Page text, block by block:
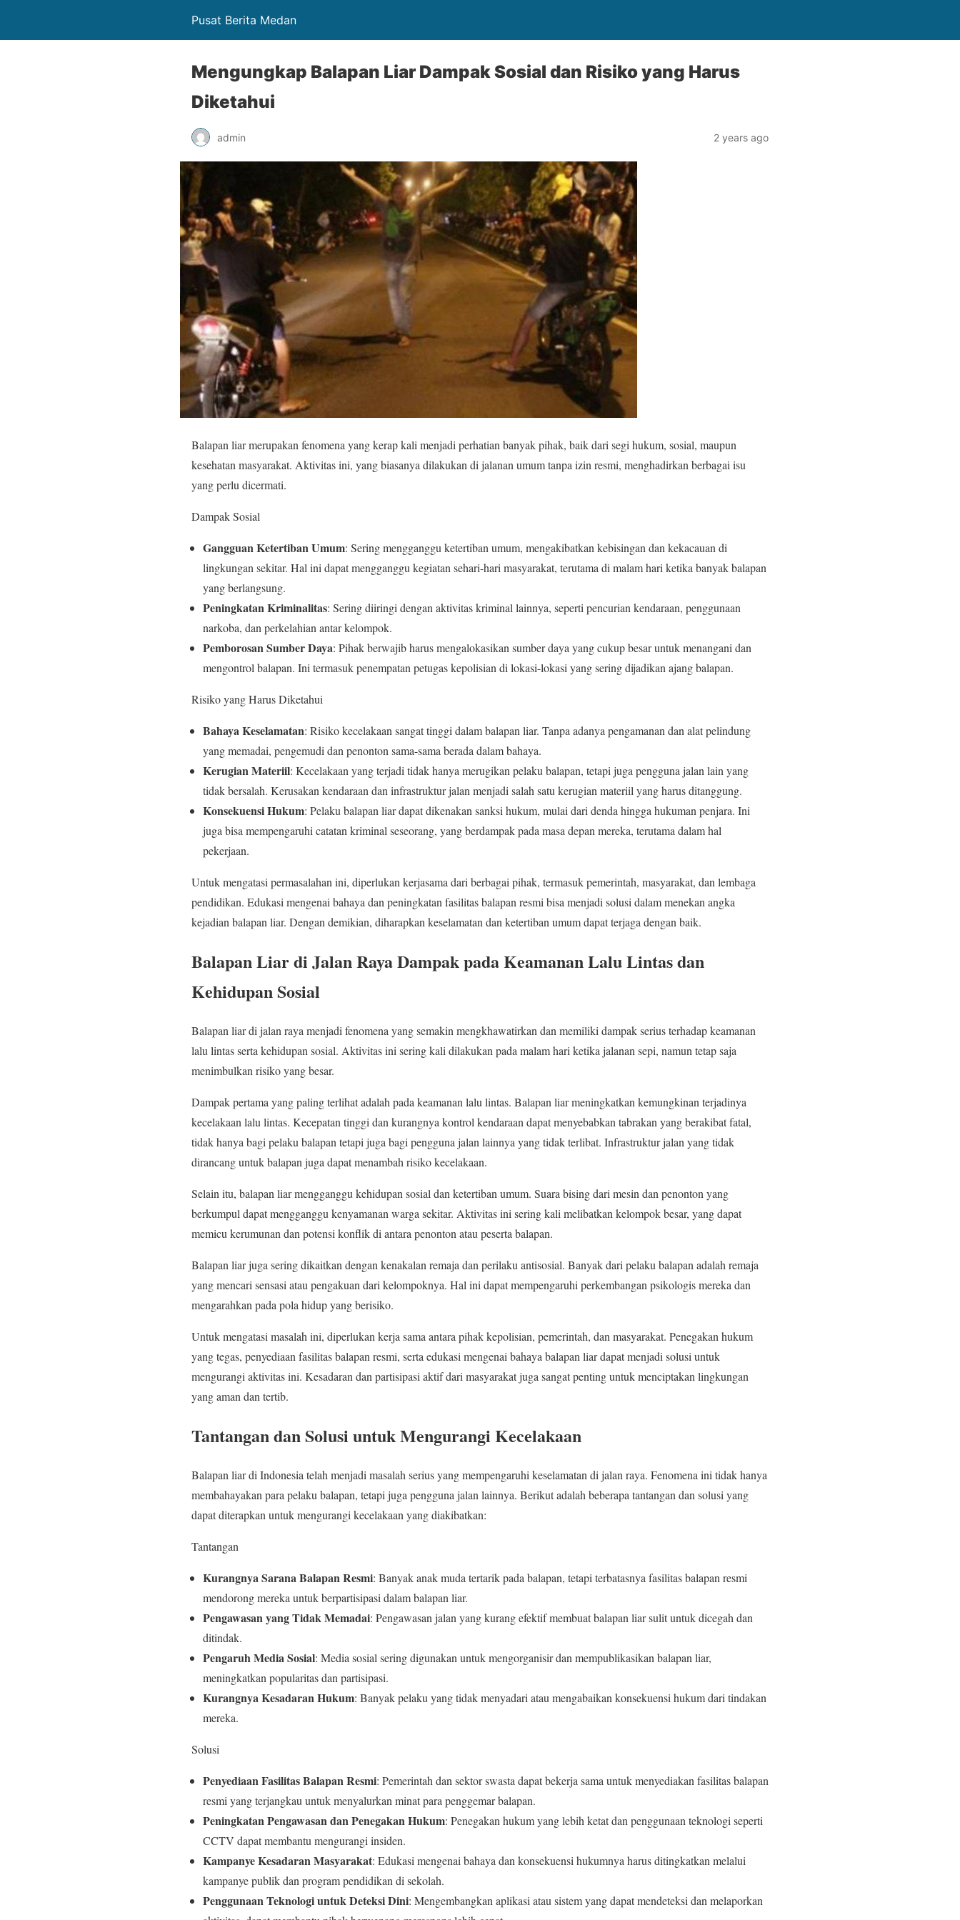
Pusat Berita Medan
Mengungkap Balapan Liar Dampak Sosial dan Risiko yang Harus
Diketahui
admin 2 years ago
Balapan liar merupakan fenomena yang kerap kali menjadi perhatian banyak pihak, baik dari segi hukum, sosial, maupun
kesehatan masyarakat. Aktivitas ini, yang biasanya dilakukan di jalanan umum tanpa izin resmi, menghadirkan berbagai isu
yang perlu dicermati.
Dampak Sosial
Gangguan Ketertiban Umum: Sering mengganggu ketertiban umum, mengakibatkan kebisingan dan kekacauan di
lingkungan sekitar. Hal ini dapat mengganggu kegiatan sehari-hari masyarakat, terutama di malam hari ketika banyak balapan
yang berlangsung.
Peningkatan Kriminalitas: Sering diiringi dengan aktivitas kriminal lainnya, seperti pencurian kendaraan, penggunaan
narkoba, dan perkelahian antar kelompok.
Pemborosan Sumber Daya: Pihak berwajib harus mengalokasikan sumber daya yang cukup besar untuk menangani dan
mengontrol balapan. Ini termasuk penempatan petugas kepolisian di lokasi-lokasi yang sering dijadikan ajang balapan.
Risiko yang Harus Diketahui
Bahaya Keselamatan: Risiko kecelakaan sangat tinggi dalam balapan liar. Tanpa adanya pengamanan dan alat pelindung
yang memadai, pengemudi dan penonton sama-sama berada dalam bahaya.
Kerugian Materiil: Kecelakaan yang terjadi tidak hanya merugikan pelaku balapan, tetapi juga pengguna jalan lain yang
tidak bersalah. Kerusakan kendaraan dan infrastruktur jalan menjadi salah satu kerugian materiil yang harus ditanggung.
Konsekuensi Hukum: Pelaku balapan liar dapat dikenakan sanksi hukum, mulai dari denda hingga hukuman penjara. Ini
juga bisa mempengaruhi catatan kriminal seseorang, yang berdampak pada masa depan mereka, terutama dalam hal
pekerjaan.
Untuk mengatasi permasalahan ini, diperlukan kerjasama dari berbagai pihak, termasuk pemerintah, masyarakat, dan lembaga
pendidikan. Edukasi mengenai bahaya dan peningkatan fasilitas balapan resmi bisa menjadi solusi dalam menekan angka
kejadian balapan liar. Dengan demikian, diharapkan keselamatan dan ketertiban umum dapat terjaga dengan baik.
Balapan Liar di Jalan Raya Dampak pada Keamanan Lalu Lintas dan
Kehidupan Sosial
Balapan liar di jalan raya menjadi fenomena yang semakin mengkhawatirkan dan memiliki dampak serius terhadap keamanan
lalu lintas serta kehidupan sosial. Aktivitas ini sering kali dilakukan pada malam hari ketika jalanan sepi, namun tetap saja
menimbulkan risiko yang besar.
Dampak pertama yang paling terlihat adalah pada keamanan lalu lintas. Balapan liar meningkatkan kemungkinan terjadinya
kecelakaan lalu lintas. Kecepatan tinggi dan kurangnya kontrol kendaraan dapat menyebabkan tabrakan yang berakibat fatal,
tidak hanya bagi pelaku balapan tetapi juga bagi pengguna jalan lainnya yang tidak terlibat. Infrastruktur jalan yang tidak
dirancang untuk balapan juga dapat menambah risiko kecelakaan.
Selain itu, balapan liar mengganggu kehidupan sosial dan ketertiban umum. Suara bising dari mesin dan penonton yang
berkumpul dapat mengganggu kenyamanan warga sekitar. Aktivitas ini sering kali melibatkan kelompok besar, yang dapat
memicu kerumunan dan potensi konflik di antara penonton atau peserta balapan.
Balapan liar juga sering dikaitkan dengan kenakalan remaja dan perilaku antisosial. Banyak dari pelaku balapan adalah remaja
yang mencari sensasi atau pengakuan dari kelompoknya. Hal ini dapat mempengaruhi perkembangan psikologis mereka dan
mengarahkan pada pola hidup yang berisiko.
Untuk mengatasi masalah ini, diperlukan kerja sama antara pihak kepolisian, pemerintah, dan masyarakat. Penegakan hukum
yang tegas, penyediaan fasilitas balapan resmi, serta edukasi mengenai bahaya balapan liar dapat menjadi solusi untuk
mengurangi aktivitas ini. Kesadaran dan partisipasi aktif dari masyarakat juga sangat penting untuk menciptakan lingkungan
yang aman dan tertib.
Tantangan dan Solusi untuk Mengurangi Kecelakaan
Balapan liar di Indonesia telah menjadi masalah serius yang mempengaruhi keselamatan di jalan raya. Fenomena ini tidak hanya
membahayakan para pelaku balapan, tetapi juga pengguna jalan lainnya. Berikut adalah beberapa tantangan dan solusi yang
dapat diterapkan untuk mengurangi kecelakaan yang diakibatkan:
Tantangan
Kurangnya Sarana Balapan Resmi: Banyak anak muda tertarik pada balapan, tetapi terbatasnya fasilitas balapan resmi
mendorong mereka untuk berpartisipasi dalam balapan liar.
Pengawasan yang Tidak Memadai: Pengawasan jalan yang kurang efektif membuat balapan liar sulit untuk dicegah dan
ditindak.
Pengaruh Media Sosial: Media sosial sering digunakan untuk mengorganisir dan mempublikasikan balapan liar,
meningkatkan popularitas dan partisipasi.
Kurangnya Kesadaran Hukum: Banyak pelaku yang tidak menyadari atau mengabaikan konsekuensi hukum dari tindakan
mereka.
Solusi
Penyediaan Fasilitas Balapan Resmi: Pemerintah dan sektor swasta dapat bekerja sama untuk menyediakan fasilitas balapan
resmi yang terjangkau untuk menyalurkan minat para penggemar balapan.
Peningkatan Pengawasan dan Penegakan Hukum: Penegakan hukum yang lebih ketat dan penggunaan teknologi seperti
CCTV dapat membantu mengurangi insiden.
Kampanye Kesadaran Masyarakat: Edukasi mengenai bahaya dan konsekuensi hukumnya harus ditingkatkan melalui
kampanye publik dan program pendidikan di sekolah.
Penggunaan Teknologi untuk Deteksi Dini: Mengembangkan aplikasi atau sistem yang dapat mendeteksi dan melaporkan